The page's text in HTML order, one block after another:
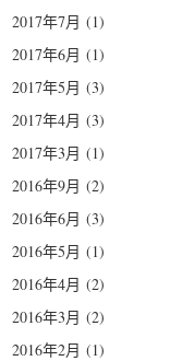
2017年7月 (1)
2017年6月 (1)
2017年5月 (3)
2017年4月 (3)
2017年3月 (1)
2016年9月 (2)
2016年6月 (3)
2016年5月 (1)
2016年4月 (2)
2016年3月 (2)
2016年2月 (1)